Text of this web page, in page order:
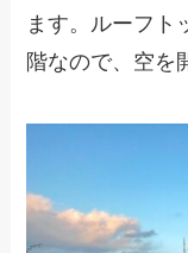
ます。ルーフト
階なので、空を